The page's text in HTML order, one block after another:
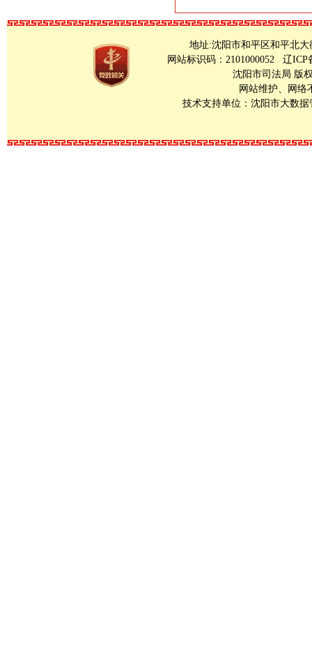
地址:沈阳市和平区和平北大
网站标识码：2101000052 辽ICP
沈阳市司法局 版
网站维护、网络
技术支持单位：沈阳市大数